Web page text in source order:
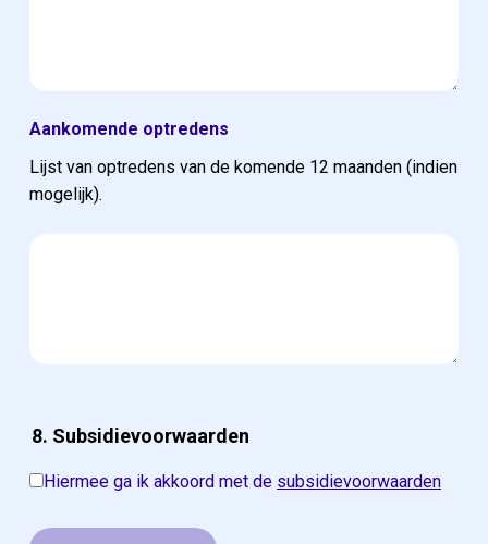
Aankomende optredens
Lijst van optredens van de komende 12 maanden (indien
mogelijk).
8. Subsidievoorwaarden
Hiermee ga ik akkoord met de subsidievoorwaarden